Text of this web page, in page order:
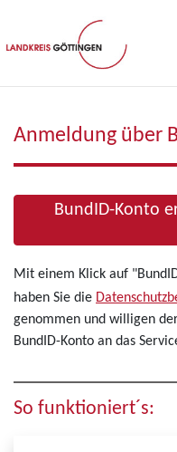
Zum Hauptinhalt springen
Anmeldung über
Mit einem Klick auf
haben Sie die
genommen und willigen
BundID-Konto an das
So funktioniert´s: